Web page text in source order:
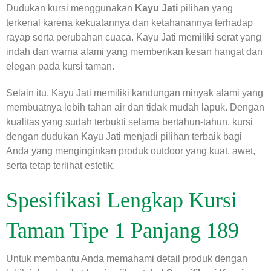
Dudukan kursi menggunakan Kayu Jati pilihan yang
terkenal karena kekuatannya dan ketahanannya terhadap
rayap serta perubahan cuaca. Kayu Jati memiliki serat yang
indah dan warna alami yang memberikan kesan hangat dan
elegan pada kursi taman.
Selain itu, Kayu Jati memiliki kandungan minyak alami yang
membuatnya lebih tahan air dan tidak mudah lapuk. Dengan
kualitas yang sudah terbukti selama bertahun-tahun, kursi
dengan dudukan Kayu Jati menjadi pilihan terbaik bagi
Anda yang menginginkan produk outdoor yang kuat, awet,
serta tetap terlihat estetik.
Spesifikasi Lengkap Kursi
Taman Tipe 1 Panjang 189
Untuk membantu Anda memahami detail produk dengan